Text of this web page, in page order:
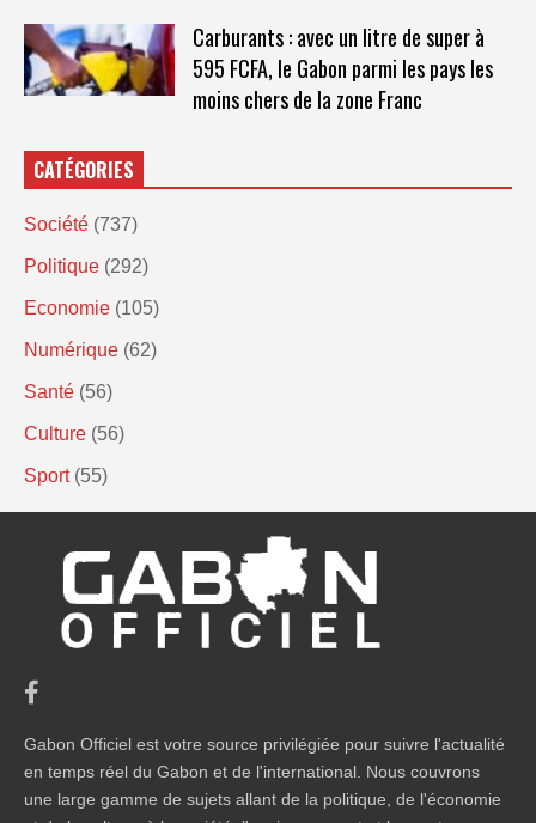
Carburants : avec un litre de super à
595 FCFA, le Gabon parmi les pays les
moins chers de la zone Franc
CATÉGORIES
Société (737)
Politique (292)
Economie (105)
Numérique (62)
Santé (56)
Culture (56)
Sport (55)
Gabon Officiel est votre source privilégiée pour suivre l'actualité
en temps réel du Gabon et de l'international. Nous couvrons
une large gamme de sujets allant de la politique, de l'économie